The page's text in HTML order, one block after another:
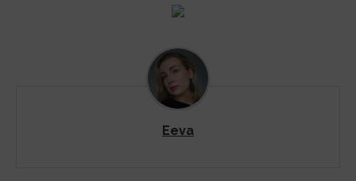
Eeva